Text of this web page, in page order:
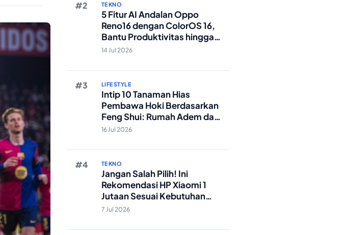
TEKNO
5 Fitur AI Andalan Oppo
Reno16 dengan ColorOS 16,
Bantu Produktivitas hingga
Edit Foto Lebih Praktis
14 Jul 2026
LIFESTYLE
Intip 10 Tanaman Hias
Pembawa Hoki Berdasarkan
Feng Shui: Rumah Adem dan
Rezeki Lancar!
16 Jul 2026
TEKNO
Jangan Salah Pilih! Ini
Rekomendasi HP Xiaomi 1
Jutaan Sesuai Kebutuhan
Anda
7 Jul 2026